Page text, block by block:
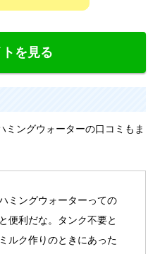
を見る
ミングウォーターの口コミもま
ミングウォーターっての
便利だな。タンク不要と
ルク作りのときにあった